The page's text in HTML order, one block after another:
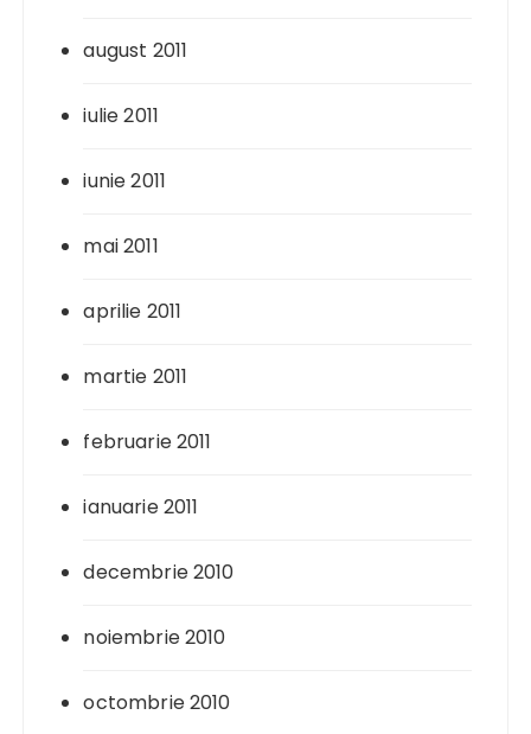
august 2011
iulie 2011
iunie 2011
mai 2011
aprilie 2011
martie 2011
februarie 2011
ianuarie 2011
decembrie 2010
noiembrie 2010
octombrie 2010